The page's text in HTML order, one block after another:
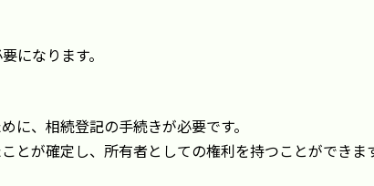
になります。
に、相続登記の手続きが必要です。
とが確定し、所有者としての権利を持つことができます